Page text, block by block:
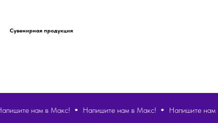
Сувенирная продукция
нам в Макс! Напишите нам в Макс! Напишите нам в